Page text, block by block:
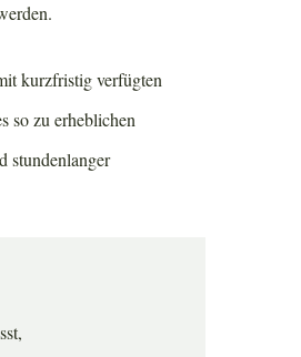
kurzfristig verfügten
so zu erheblichen
stundenlanger